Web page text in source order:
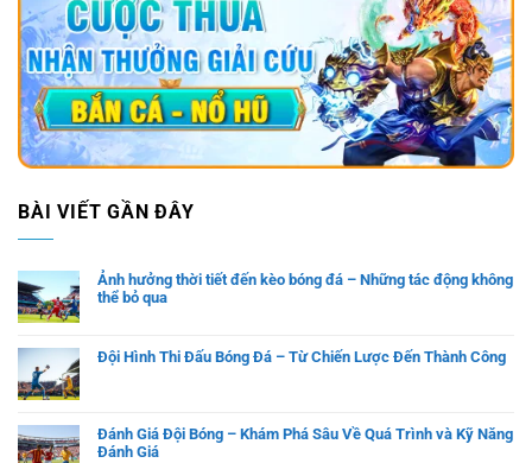
BÀI VIẾT GẦN ĐÂY
Ảnh hưởng thời tiết đến kèo bóng đá – Những tác động không
thể bỏ qua
Đội Hình Thi Đấu Bóng Đá – Từ Chiến Lược Đến Thành Công
Đánh Giá Đội Bóng – Khám Phá Sâu Về Quá Trình và Kỹ Năng
Đánh Giá